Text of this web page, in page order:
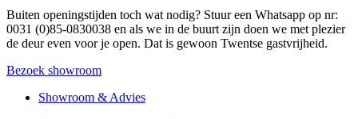
Buiten openingstijden toch wat nodig? Stuur een Whatsapp op nr:
0031 (0)85-0830038 en als we in de buurt zijn doen we met plezier
de deur even voor je open. Dat is gewoon Twentse gastvrijheid.
Bezoek showroom
Showroom & Advies